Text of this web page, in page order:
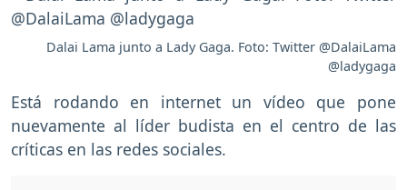
Dalai Lama junto a Lady Gaga. Foto: Twitter @DalaiLama
@ladygaga
Está rodando en internet un vídeo que pone
nuevamente al líder budista en el centro de las
críticas en las redes sociales.